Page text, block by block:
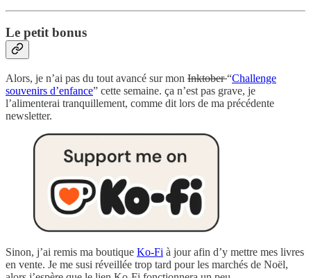
Le petit bonus
Alors, je n’ai pas du tout avancé sur mon Inktober“Challenge
souvenirs d’enfance” cette semaine. ça n’est pas grave, je
l’alimenterai tranquillement, comme dit lors de ma précédente
newsletter.
Sinon, j’ai remis ma boutique Ko-Fi à jour afin d’y mettre mes livres
en vente. Je me susi réveillée trop tard pour les marchés de Noël,